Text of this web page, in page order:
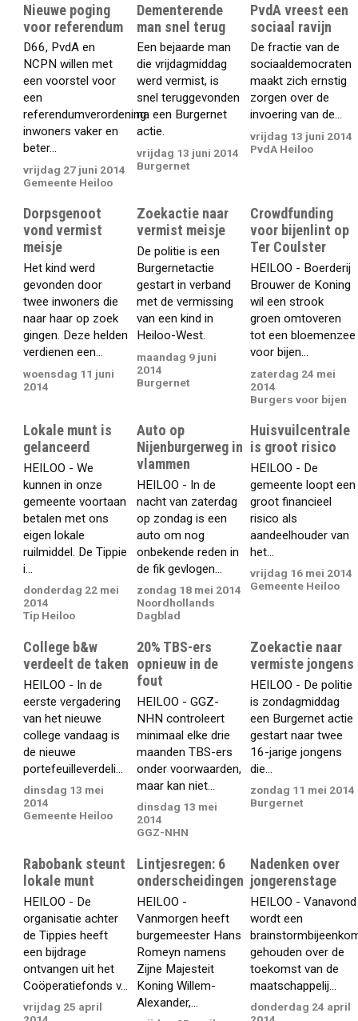
Nieuwe poging
voor referendum
D66, PvdA en
NCPN willen met
een voorstel voor
een
referendumverordening
inwoners vaker en
beter...
vrijdag 27 juni 2014
Gemeente Heiloo
Dementerende
man snel terug
Een bejaarde man
die vrijdagmiddag
werd vermist, is
snel teruggevonden
na een Burgernet
actie.
vrijdag 13 juni 2014
Burgernet
PvdA vreest een
sociaal ravijn
De fractie van de
sociaaldemocraten
maakt zich ernstig
zorgen over de
invoering van de...
vrijdag 13 juni 2014
PvdA Heiloo
Dorpsgenoot
vond vermist
meisje
Het kind werd
gevonden door
twee inwoners die
naar haar op zoek
gingen. Deze helden
verdienen een...
woensdag 11 juni
2014
Zoekactie naar
vermist meisje
De politie is een
Burgernetactie
gestart in verband
met de vermissing
van een kind in
Heiloo-West.
maandag 9 juni
2014
Burgernet
Crowdfunding
voor bijenlint op
Ter Coulster
HEILOO - Boerderij
Brouwer de Koning
wil een strook
groen omtoveren
tot een bloemenzee
voor bijen...
zaterdag 24 mei
2014
Burgers voor bijen
Lokale munt is
gelanceerd
HEILOO - We
kunnen in onze
gemeente voortaan
betalen met ons
eigen lokale
ruilmiddel. De Tippie
i...
donderdag 22 mei
2014
Tip Heiloo
Auto op
Nijenburgerweg in
vlammen
HEILOO - In de
nacht van zaterdag
op zondag is een
auto om nog
onbekende reden in
de fik gevlogen...
zondag 18 mei 2014
Noordhollands
Dagblad
Huisvuilcentrale
is groot risico
HEILOO - De
gemeente loopt een
groot financieel
risico als
aandeelhouder van
het...
vrijdag 16 mei 2014
Gemeente Heiloo
College b&w
verdeelt de taken
HEILOO - In de
eerste vergadering
van het nieuwe
college vandaag is
de nieuwe
portefeuilleverdeli...
dinsdag 13 mei
2014
Gemeente Heiloo
20% TBS-ers
opnieuw in de
fout
HEILOO - GGZ-
NHN controleert
minimaal elke drie
maanden TBS-ers
onder voorwaarden,
maar kan niet...
dinsdag 13 mei
2014
GGZ-NHN
Zoekactie naar
vermiste jongens
HEILOO - De politie
is zondagmiddag
een Burgernet actie
gestart naar twee
16-jarige jongens
die...
zondag 11 mei 2014
Burgernet
Rabobank steunt
lokale munt
HEILOO - De
organisatie achter
de Tippies heeft
een bijdrage
ontvangen uit het
Coöperatiefonds v...
vrijdag 25 april
Lintjesregen: 6
onderscheidingen
HEILOO -
Vanmorgen heeft
burgemeester Hans
Romeyn namens
Zijne Majesteit
Koning Willem-
Alexander,...
Nadenken over
jongerenstage
HEILOO - Vanavond
wordt een
gehouden over de
toekomst van de
maatschappelij...
donderdag 24 april